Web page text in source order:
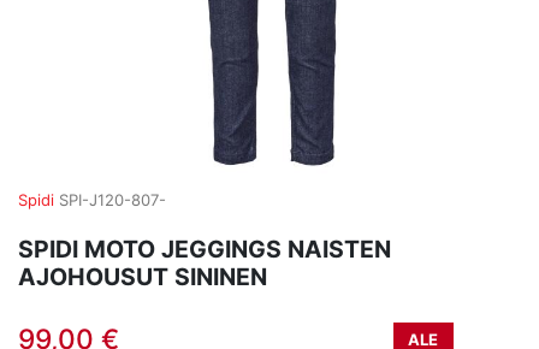
Spidi SPI-J120-807-
SPIDI MOTO JEGGINGS NAISTEN
AJOHOUSUT SININEN
99,00 €
ALE